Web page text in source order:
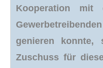
Kooperation mit
genieren konnte,
Zuschuss für